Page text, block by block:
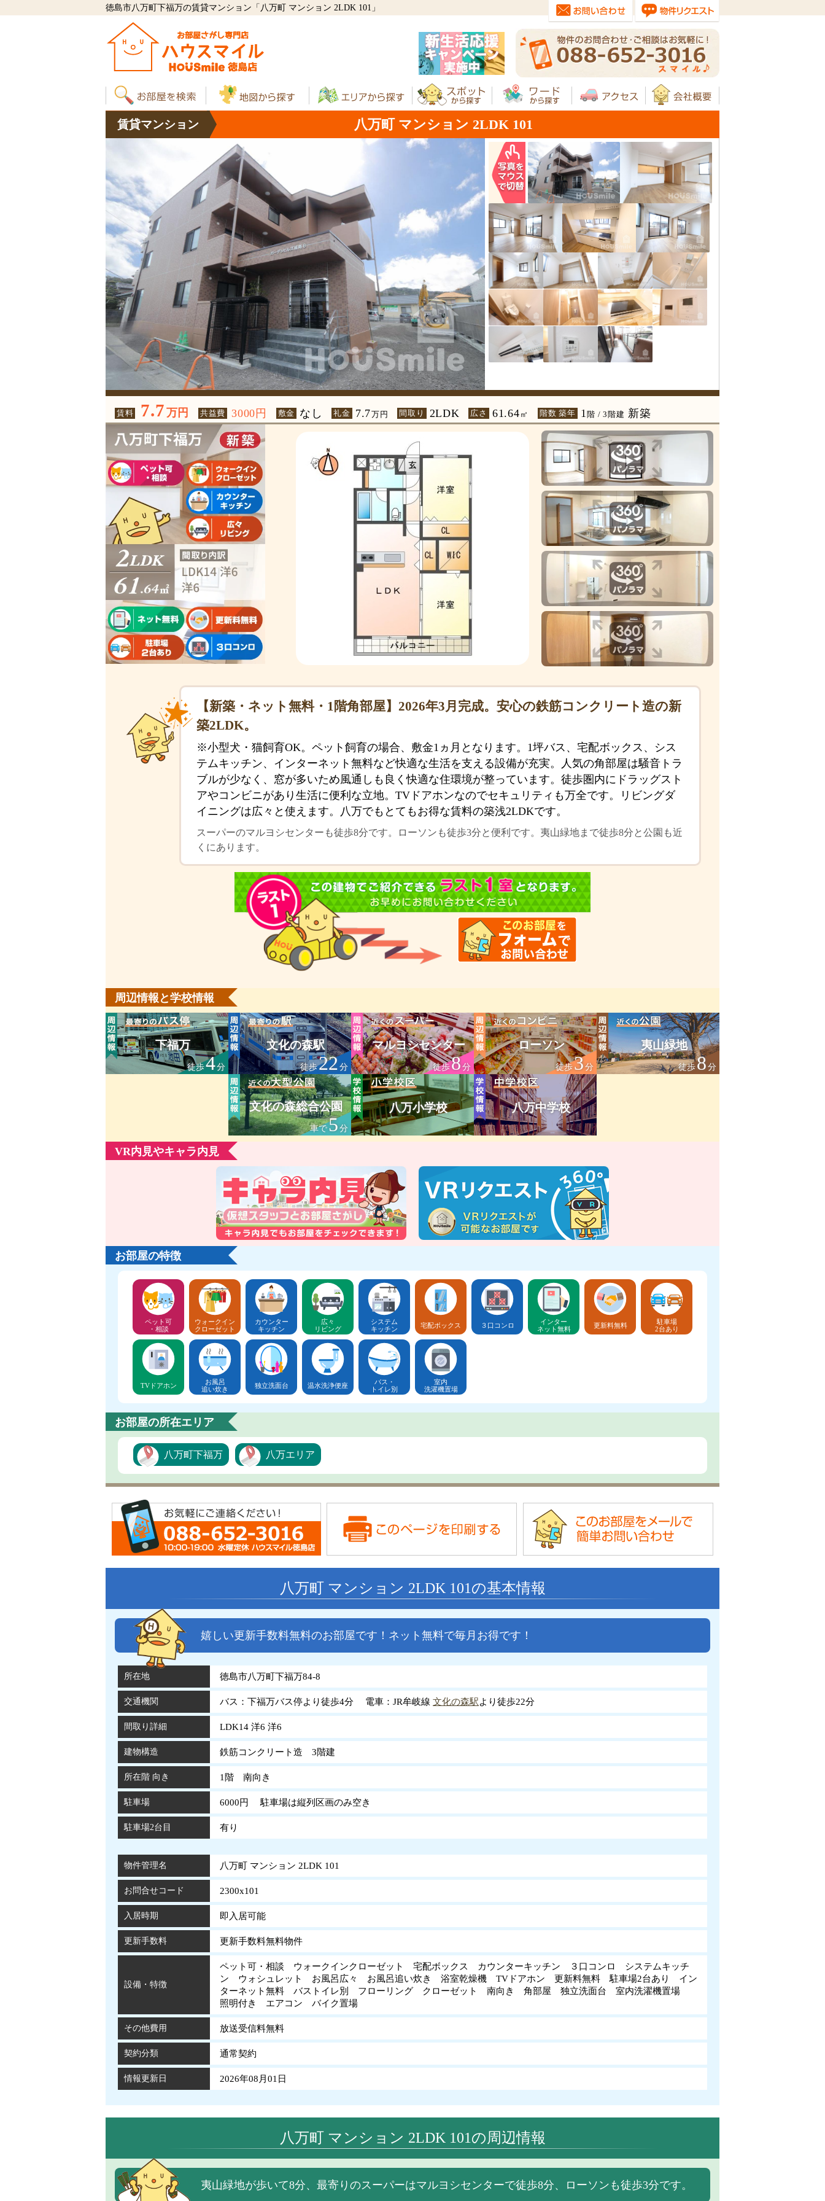
徳島市八万町下福万の賃貸マンション「八万町 マンション 2LDK 101」
賃貸マンション 八万町 マンション 2LDK 101
賃料 7.7 万円 共益費 3000円 敷金 なし 礼金 7.7 万円 間取り 2LDK 広さ 61.64 ㎡ 階数 築年 1 階 / 3階建 新築
【新築・ネット無料・1階角部屋】2026年3月完成。安心の鉄筋コンクリート造の新
築2LDK。
※小型犬・猫飼育OK。ペット飼育の場合、敷金1ヵ月となります。1坪バス、宅配ボックス、シス
テムキッチン、インターネット無料など快適な生活を支える設備が充実。人気の角部屋は騒音トラ
ブルが少なく、窓が多いため風通しも良く快適な住環境が整っています。徒歩圏内にドラッグスト
アやコンビニがあり生活に便利な立地。TVドアホンなのでセキュリティも万全です。リビングダ
イニングは広々と使えます。八万でもとてもお得な賃料の築浅2LDKです。
スーパーのマルヨシセンターも徒歩8分です。ローソンも徒歩3分と便利です。夷山緑地まで徒歩8分と公園も近
くにあります。
周辺情報と学校情報
下福万
徒歩4分
文化の森駅
徒歩22分
マルヨシセンター
徒歩8分
ローソン
徒歩3分
夷山緑地
徒歩8分
文化の森総合公園
車で5分
八万小学校 八万中学校
VR内見やキャラ内見
お部屋の特徴
ペット可
・相談
ウォークイン
クローゼット
カウンター
キッチン
広々
リビング
システム
キッチン
宅配ボックス ３口コンロ
インター
ネット無料
更新料無料
駐車場
2台あり
TVドアホン
お風呂
追い炊き
独立洗面台 温水洗浄便座
バス・
トイレ別
室内
洗濯機置場
お部屋の所在エリア
八万町下福万 八万エリア
八万町 マンション 2LDK 101の基本情報
嬉しい更新手数料無料のお部屋です！ネット無料で毎月お得です！
所在地 徳島市八万町下福万84-8
交通機関 バス：下福万バス停より徒歩4分 電車：JR牟岐線 文化の森駅より徒歩22分
間取り詳細 LDK14 洋6 洋6
建物構造 鉄筋コンクリート造 3階建
所在階 向き 1階 南向き
駐車場 6000円 駐車場は縦列区画のみ空き
駐車場2台目 有り
物件管理名 八万町 マンション 2LDK 101
お問合せコード 2300x101
入居時期 即入居可能
更新手数料 更新手数料無料物件
設備・特徴
ペット可・相談 ウォークインクローゼット 宅配ボックス カウンターキッチン ３口コンロ システムキッチ
ン ウォシュレット お風呂広々 お風呂追い炊き 浴室乾燥機 TVドアホン 更新料無料 駐車場2台あり イン
ターネット無料 バストイレ別 フローリング クローゼット 南向き 角部屋 独立洗面台 室内洗濯機置場
照明付き エアコン バイク置場
その他費用 放送受信料無料
契約分類 通常契約
情報更新日 2026年08月01日
八万町 マンション 2LDK 101の周辺情報
夷山緑地が歩いて8分、最寄りのスーパーはマルヨシセンターで徒歩8分、ローソンも徒歩3分です。